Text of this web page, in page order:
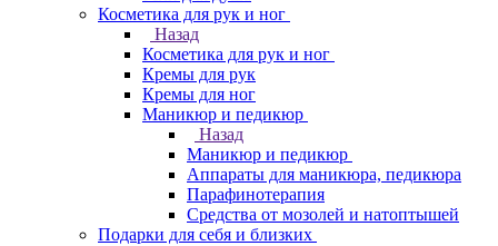
Косметика для рук и ног
Назад
Косметика для рук и ног
Кремы для рук
Кремы для ног
Маникюр и педикюр
Назад
Маникюр и педикюр
Аппараты для маникюра, педикюра
Парафинотерапия
Средства от мозолей и натоптышей
Подарки для себя и близких